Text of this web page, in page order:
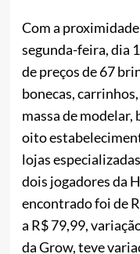
Com a
segunda-feira, dia
de preços de 67
bonecas,
massa de modelar,
oito
lojas
dois jogadores da
encontrado foi de
a R$ 79,99,
da Grow, teve